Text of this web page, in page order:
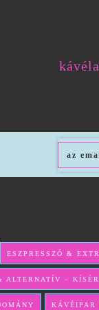
ESZPRESSZÓ &
ALTERNATÍV –
KÁVÉIPAR